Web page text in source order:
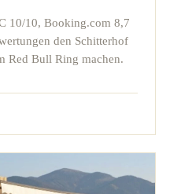
10/10, Booking.com 8,7
den Schitterhof
Red Bull Ring machen.